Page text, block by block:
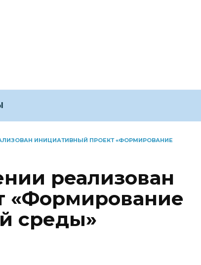
ИНИЦИАТИВНЫЙ ПРОЕКТ «ФОРМИРОВАНИЕ
реализован
«Формирование
среды»